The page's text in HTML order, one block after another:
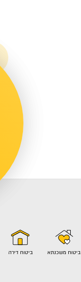
ביטוח משכנתא ביטוח דירה